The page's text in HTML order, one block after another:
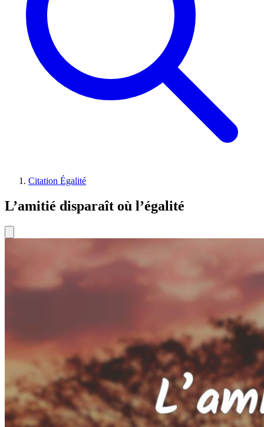
Citation Égalité
L’amitié disparaît où l’égalité